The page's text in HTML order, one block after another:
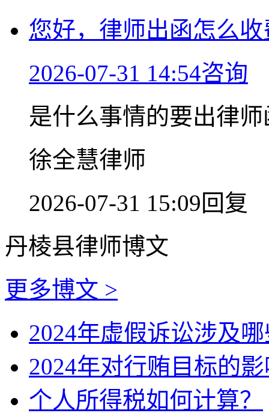
您好，律师出函怎么收
2026-07-31 14:54咨询
是什么事情的要出律
徐全慧律师
2026-07-31 15:09回复
丹棱县律师博文
更多博文 >
2024年虚假诉讼涉及
2024年对行贿目标的
个人所得税如何计算？